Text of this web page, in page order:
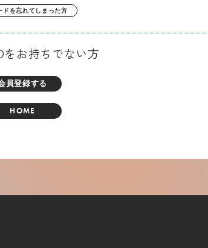
ドを忘れてしまった方
をお持ちでない方
員登録する
HOME